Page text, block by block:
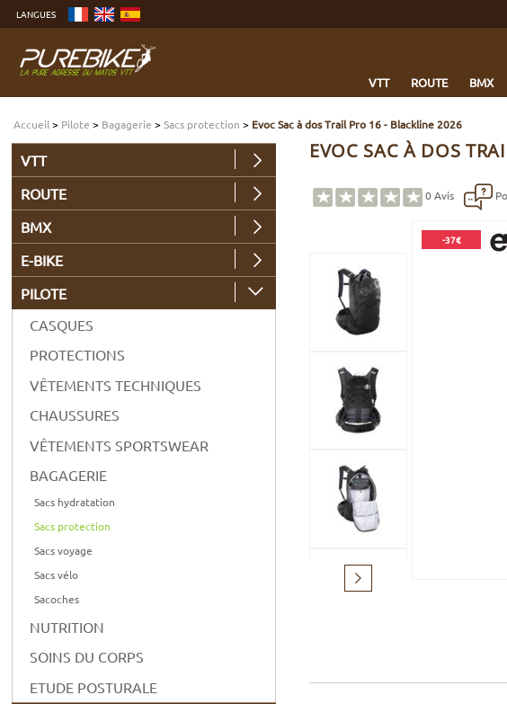
contenu
menu
Aller
LANGUES
VTT ROUTE BMX
Accueil > Pilote > Bagagerie >Sacs protection > Evoc Sac à dos Trail Pro 16 - Blackline 2026
EVOC SAC À DOS
0 Avis
-37€
Suivant
VTT
ROUTE
BMX
E-BIKE
PILOTE
CASQUES
PROTECTIONS
VÊTEMENTS TECHNIQUES
CHAUSSURES
VÊTEMENTS SPORTSWEAR
BAGAGERIE
Sacs hydratation
Sacs protection
Sacs voyage
Sacs vélo
Sacoches
NUTRITION
SOINS DU CORPS
ETUDE POSTURALE